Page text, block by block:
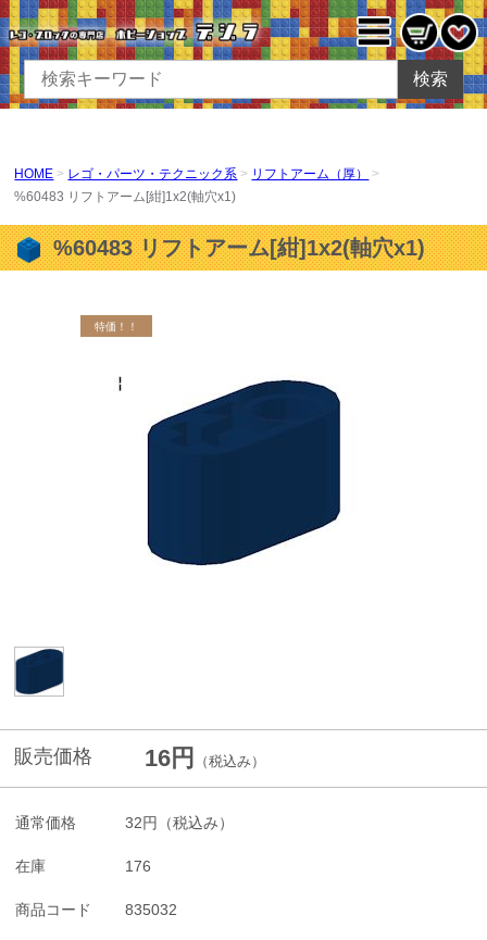
検索
HOME レゴ・パーツ・テクニック系
リフトアーム（厚）
%60483 リフトアーム[紺]1x2(軸穴x1)
%60483 リフトアーム[紺]1x2(軸穴x1)
販売価格 16円 （税込み）
通常価格 32円 （税込み）
在庫 176
商品コード 835032